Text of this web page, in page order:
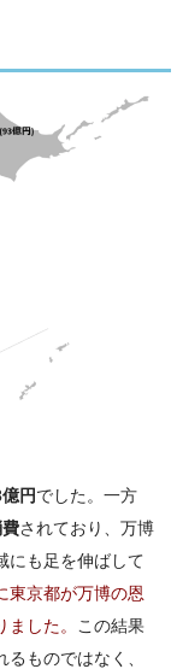
円でした。一方
されており、万博
にも足を伸ばして
東京都が万博の恩
した。
この結果
ものではなく、